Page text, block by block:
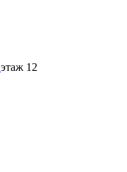
этаж 12